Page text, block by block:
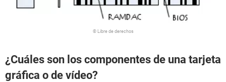
© Libre de derechos
¿Cuáles son los componentes de una tarjeta
gráfica o de vídeo?